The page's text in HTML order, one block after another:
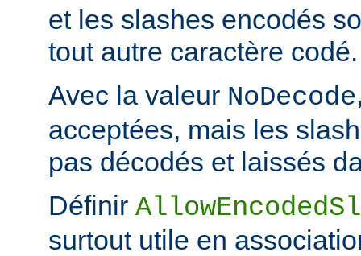
et les slashes encodés
tout autre caractère codé.
Avec la valeur NoDecode
acceptées, mais les
pas décodés et laissés
Définir
surtout utile en